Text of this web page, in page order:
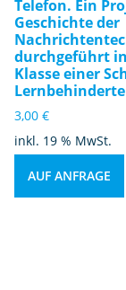
Telefon. Ein
Geschichte der
durchgeführt
Klasse einer
Lernbehinderte
3,00 €
inkl. 19 % MwSt.
AUF ANFRAGE